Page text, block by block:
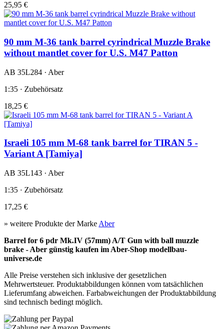
25,95 €
90 mm M-36 tank barrel cyrindrical Muzzle Brake
without mantlet cover for U.S. M47 Patton
AB 35L284 · Aber
1:35 · Zubehörsatz
18,25 €
Israeli 105 mm M-68 tank barrel for TIRAN 5 -
Variant A [Tamiya]
AB 35L143 · Aber
1:35 · Zubehörsatz
17,25 €
» weitere Produkte der Marke Aber
Barrel for 6 pdr Mk.IV (57mm) A/T Gun with ball muzzle
brake - Aber günstig kaufen im Aber-Shop modellbau-
universe.de
Alle Preise verstehen sich inklusive der gesetzlichen
Mehrwertsteuer. Produktabbildungen können vom tatsächlichen
Lieferumfang abweichen. Farbabweichungen der Produktabbildung
sind technisch bedingt möglich.